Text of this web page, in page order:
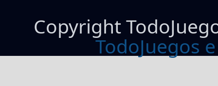
Copyright
TodoJuegos